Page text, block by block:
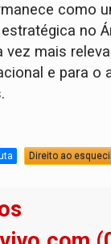
como
no
vez mais
e para o
Direito ao